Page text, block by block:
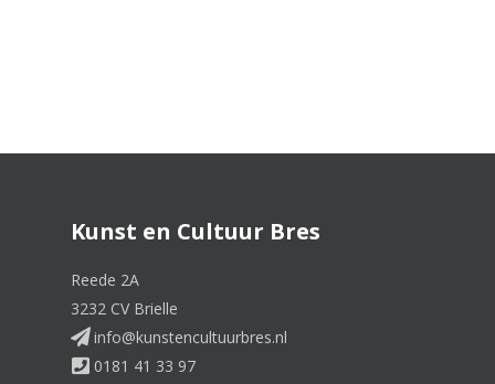
Kunst en Cultuur Bres
Reede 2A
3232 CV Brielle
info@kunstencultuurbres.nl
0181 41 33 97